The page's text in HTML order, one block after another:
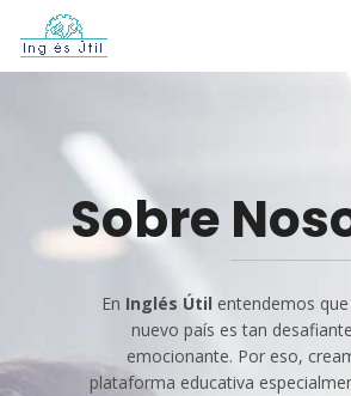
Sobre
En Inglés Útil entendemos
nuevo país es tan
emocionante. Por eso,
plataforma educativa